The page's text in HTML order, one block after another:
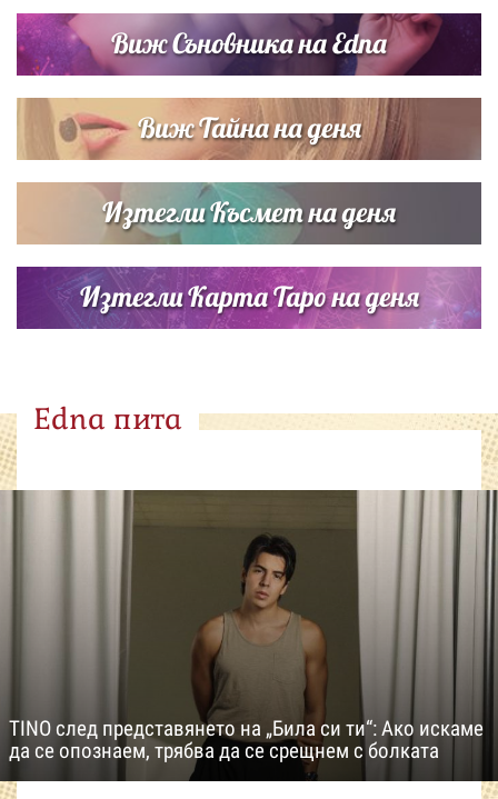
Виж Съновника на Edna
Виж Тайна на деня
Изтегли Късмет на деня
Изтегли Карта Таро на деня
Edna пита
TINO след представянето на „Била си ти“: Ако искаме
да се опознаем, трябва да се срещнем с болката